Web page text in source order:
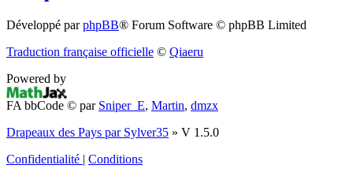
(S’ouvre
nouvel
Développé parphpBB® Forum Software © phpBB Limited
Traduction française officielle © Qiaeru
Powered by
FA bbCode © par Sniper_E, Martin, dmzx
Drapeaux des Pays par Sylver35 » V 1.5.0
Confidentialité | Conditions